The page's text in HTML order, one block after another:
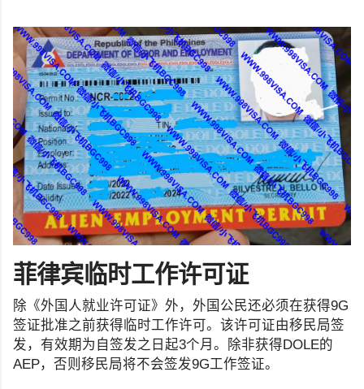
菲律宾临时工作许可证
除《外国人就业许可证》外，外国公民还必须在获得9G
签证批准之前获得临时工作许可。该许可证由移民局签
发，有效期为自签发之日起3个月。除非获得DOLE的
AEP，否则移民局将不会签发9G工作签证。